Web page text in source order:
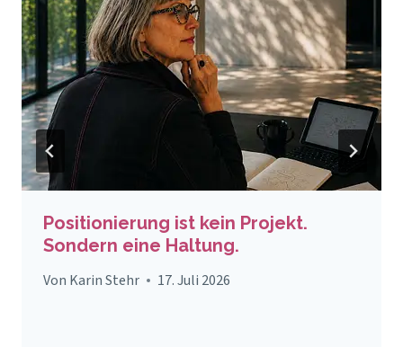
Positionierung ist kein Projekt.
Sondern eine Haltung.
Von Karin Stehr 17. Juli 2026